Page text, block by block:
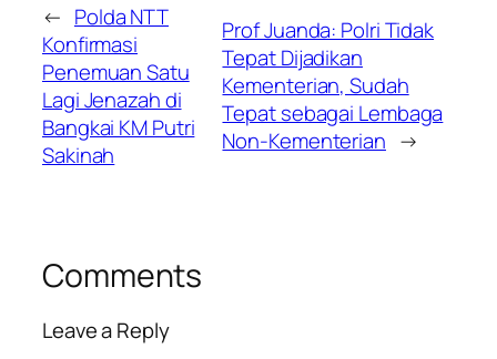
← Polda NTT
Konfirmasi
Penemuan Satu
Lagi Jenazah di
Bangkai KM Putri
Sakinah
Prof Juanda: Polri Tidak
Tepat Dijadikan
Kementerian, Sudah
Tepat sebagai Lembaga
Non-Kementerian →
Comments
Leave a Reply